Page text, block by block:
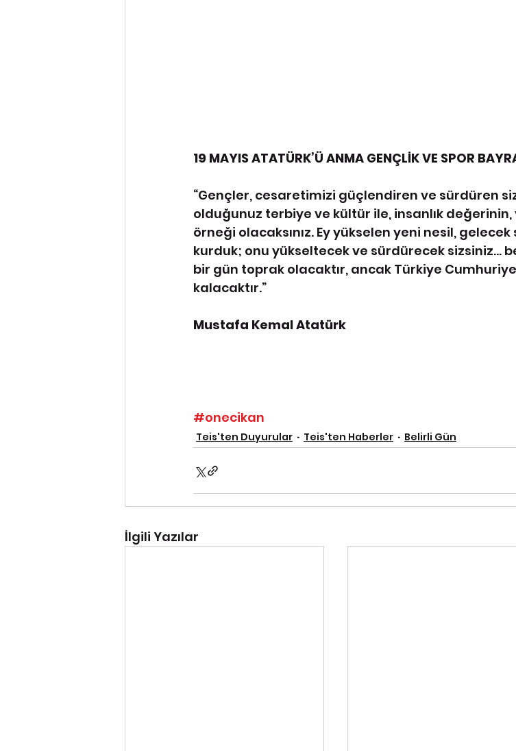
19 MAYIS ATATÜRK’Ü ANMA GENÇLİK VE SPOR
“Gençler, cesaretimizi güçlendiren ve sürdüren
olduğunuz terbiye ve kültür ile, insanlık
örneği olacaksınız. Ey yükselen yeni nesil,
kurduk; onu yükseltecek ve sürdürecek sizsiniz…
bir gün toprak olacaktır, ancak Türkiye
kalacaktır.”
Mustafa Kemal Atatürk
#onecikan
Teis'ten Duyurular Teis'ten Haberler Belirli Gün
İlgili Yazılar